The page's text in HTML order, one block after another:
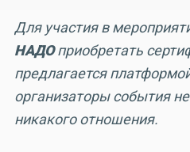
Для участия в
НАДОприобретать
предлагается
организаторы события
никакого отношения.